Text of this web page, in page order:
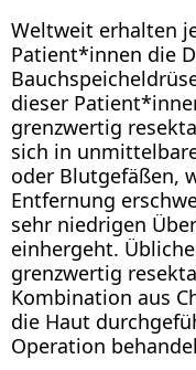
Weltweit erhalten
Patient*innen die
dieser
grenzwertig
sich in
oder Blutgefäßen,
Entfernung
sehr niedrigen
einhergeht.
grenzwertig
Kombination aus
die Haut
Operation